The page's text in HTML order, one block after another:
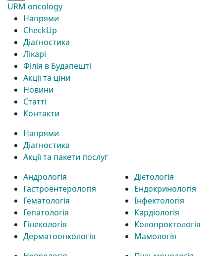
URM oncology
Напрями
CheckUp
Діагностика
Лікарі
Філія в Будапешті
Акції та ціни
Новини
Статті
Контакти
Напрями
Діагностика
Акції та пакети послуг
Андрологія
Гастроентерологія
Гематологія
Гепатологія
Гінекологія
Дерматоонкологія
Дієтологія
Ендокринологія
Інфектологія
Кардіологія
Колопроктологія
Мамологія